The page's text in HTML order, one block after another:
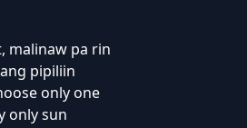
malinaw pa rin
pipiliin
only one
only sun